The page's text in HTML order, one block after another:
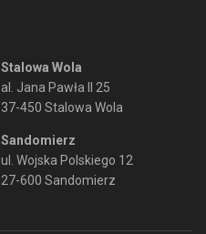
Stalowa Wola
al. Jana Pawła II 25
37-450 Stalowa Wola
Sandomierz
ul. Wojska Polskiego 12
27-600 Sandomierz